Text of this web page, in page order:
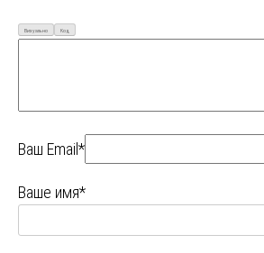
Визуально Код
Ваш Email*
Ваше имя*